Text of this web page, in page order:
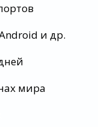
и др.
мира